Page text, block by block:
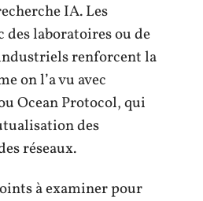
IA. Les
des laboratoires ou de
renforcent la
on l’a vu avec
Ocean Protocol, qui
des
réseaux.
à examiner pour